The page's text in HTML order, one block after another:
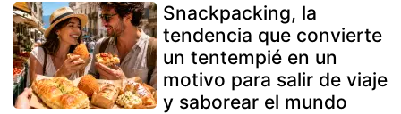
Snackpacking, la
tendencia que convierte
un tentempié en un
motivo para salir de viaje
y saborear el mundo